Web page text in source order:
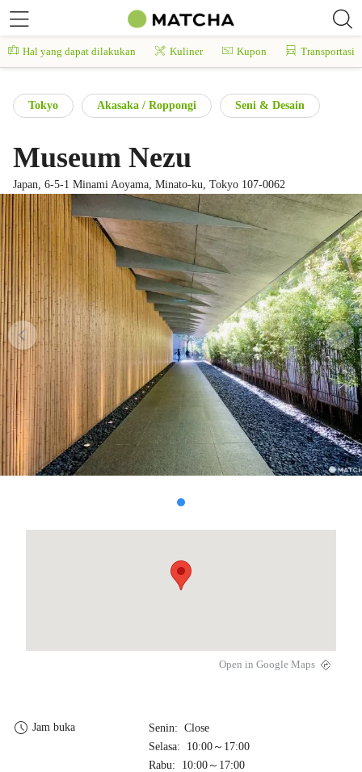
Hal yang dapat dilakukan Kuliner Kupon Transportasi
Tokyo Akasaka / Roppongi Seni & Desain
Museum Nezu
Japan, 6-5-1 Minami Aoyama, Minato-ku, Tokyo 107-0062
Open in Google Maps
Jam buka
Senin: Close
Selasa: 10:00～17:00
Rabu: 10:00～17:00